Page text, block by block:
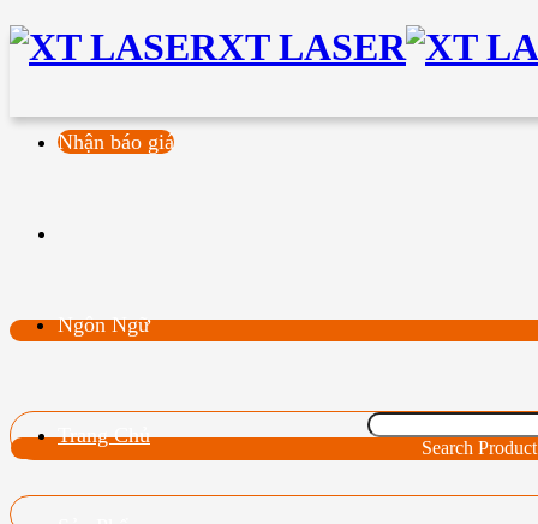
XT LASER
Nhận báo giá
Ngôn Ngữ
Trang Chủ
Search Product